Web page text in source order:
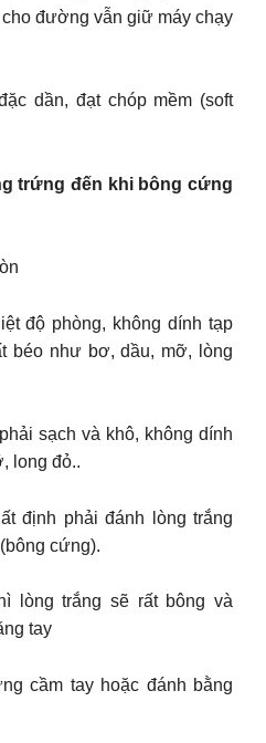
đường vẫn giữ máy chạy
dần, đạt chóp mềm (soft
trứng đến khi bông cứng
độ phòng, không dính tạp
béo như bơ, dầu, mỡ, lòng
sạch và khô, không dính
long đỏ..
định phải đánh lòng trắng
cứng).
lòng trắng sẽ rất bông và
tay
cầm tay hoặc đánh bằng